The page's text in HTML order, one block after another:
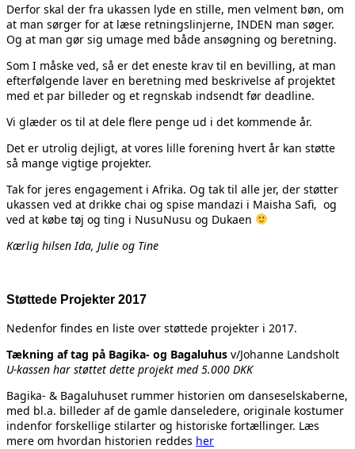
Derfor skal der fra ukassen lyde en stille, men velment bøn, om
at man sørger for at læse retningslinjerne, INDEN man søger.
Og at man gør sig umage med både ansøgning og beretning.
Som I måske ved, så er det eneste krav til en bevilling, at man
efterfølgende laver en beretning med beskrivelse af projektet
med et par billeder og et regnskab indsendt før deadline.
Vi glæder os til at dele flere penge ud i det kommende år.
Det er utrolig dejligt, at vores lille forening hvert år kan støtte
så mange vigtige projekter.
Tak for jeres engagement i Afrika. Og tak til alle jer, der støtter
ukassen ved at drikke chai og spise mandazi i Maisha Safi, og
ved at købe tøj og ting i NusuNusu og Dukaen
Kærlig hilsen Ida, Julie og Tine
Støttede Projekter 2017
Nedenfor findes en liste over støttede projekter i 2017.
Tækning af tag på Bagika- og Bagaluhus v/Johanne Landsholt
U-kassen har støttet dette projekt med 5.000 DKK
Bagika- & Bagaluhuset rummer historien om danseselskaberne,
med bl.a. billeder af de gamle danseledere, originale kostumer
indenfor forskellige stilarter og historiske fortællinger. Læs
mere om hvordan historien reddes her